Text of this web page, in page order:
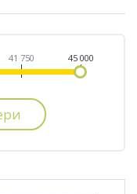
41 750 45 000